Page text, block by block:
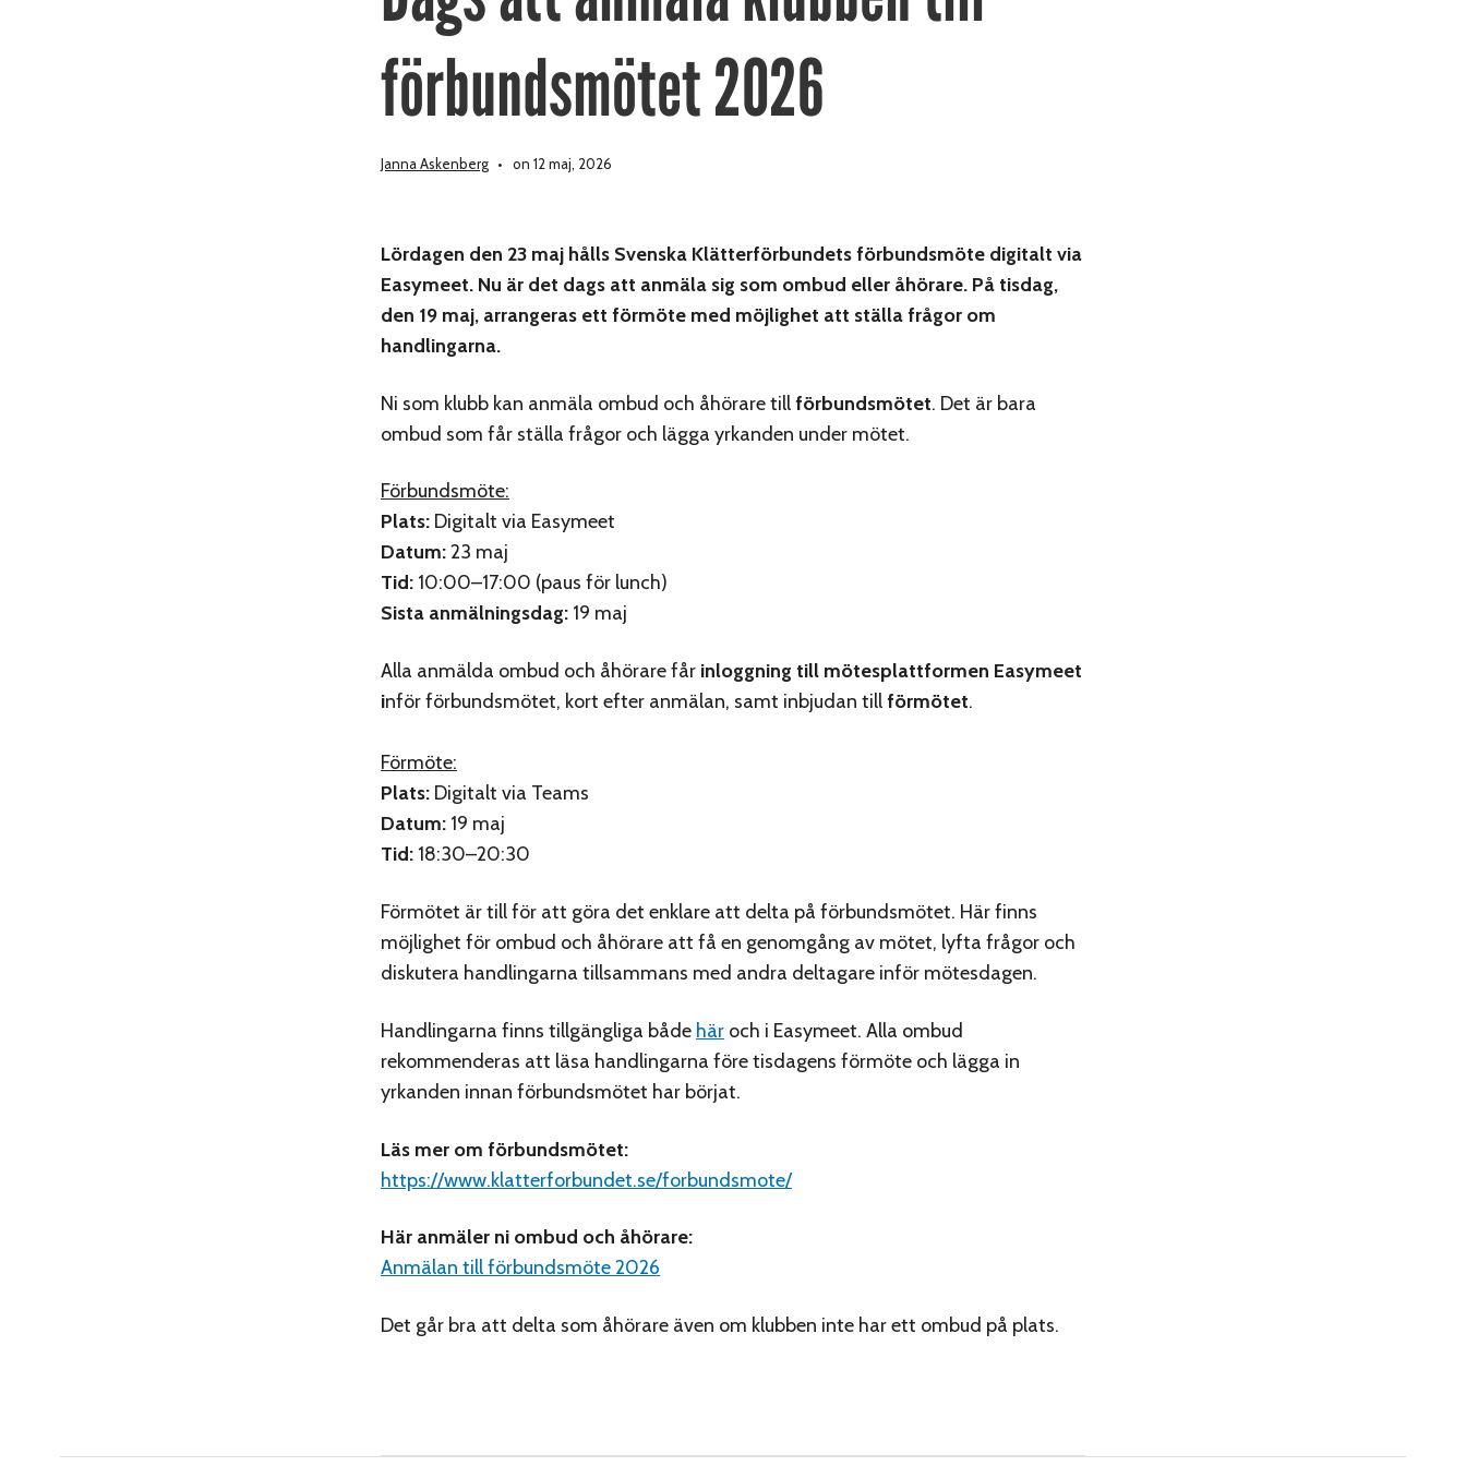
förbundsmötet 2026
Janna Askenberg on 12 maj, 2026
Lördagen den 23 maj hålls Svenska Klätterförbundets förbundsmöte digitalt via
Easymeet. Nu är det dags att anmäla sig som ombud eller åhörare. På tisdag,
den 19 maj, arrangeras ett förmöte med möjlighet att ställa frågor om
handlingarna.
Ni som klubb kan anmäla ombud och åhörare tillförbundsmötet. Det är bara
ombud som får ställa frågor och lägga yrkanden under mötet.
Förbundsmöte:
Plats: Digitalt via Easymeet
Datum:23 maj
Tid: 10:00–17:00 (paus för lunch)
Sista anmälningsdag: 19 maj
Alla anmälda ombud och åhörare får inloggning till mötesplattformen Easymeet
inför förbundsmötet, kort efter anmälan, samt inbjudan tillförmötet.
Förmöte:
Plats: Digitalt via Teams
Datum: 19 maj
Tid: 18:30–20:30
Förmötet är till för att göra det enklare att delta på förbundsmötet. Här finns
möjlighet för ombud och åhörare att få en genomgång av mötet, lyfta frågor och
diskutera handlingarna tillsammans med andra deltagare inför mötesdagen.
Handlingarna finns tillgängliga både här och i Easymeet. Alla ombud
rekommenderas att läsa handlingarna före tisdagens förmöte och lägga in
yrkanden innan förbundsmötet har börjat.
Läs mer om förbundsmötet:
https://www.klatterforbundet.se/forbundsmote/
Här anmäler ni ombud och åhörare:
Anmälan till förbundsmöte 2026
Det går bra att delta som åhörare även om klubben inte har ett ombud på plats.